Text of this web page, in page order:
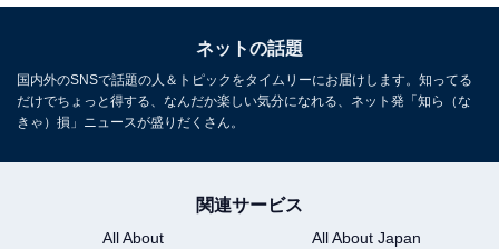
ネットの話題
国内外のSNSで話題の人＆トピックをタイムリーにお届けします。知ってる
だけでちょっと得する、なんだか楽しい気分になれる、ネット発「知ら（な
きゃ）損」ニュースが盛りだくさん。
関連サービス
All About
All About Japan